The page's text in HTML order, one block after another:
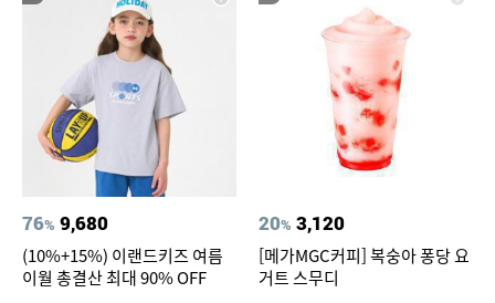
76% 9,680
(10%+15%) 이랜드키즈 여름
이월 총결산 최대 90% OFF
20% 3,120
[메가MGC커피] 복숭아 퐁당 요
거트 스무디